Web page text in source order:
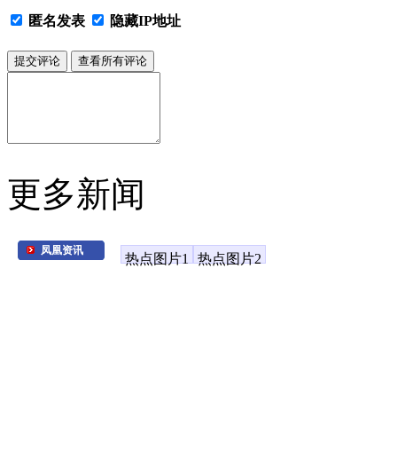
匿名发表 隐藏IP地址
更多新闻
凤凰资讯
热点图片1 热点图片2